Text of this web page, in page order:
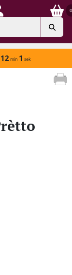
0
12 min 1 sek